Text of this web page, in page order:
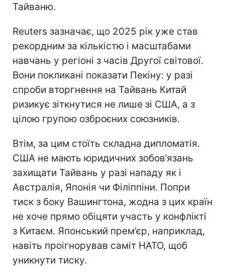
Тайваню.
Reuters зазначає, що 2025 рік уже став
рекордним за кількістю і масштабами
навчань у регіоні з часів Другої світової.
Вони покликані показати Пекіну: у разі
спроби вторгнення на Тайвань Китай
ризикує зіткнутися не лише зі США, а з
цілою групою озброєних союзників.
Втім, за цим стоїть складна дипломатія.
США не мають юридичних зобов’язань
захищати Тайвань у разі нападу як і
Австралія, Японія чи Філіппіни. Попри
тиск з боку Вашингтона, жодна з цих країн
не хоче прямо обіцяти участь у конфлікті
з Китаєм. Японський прем’єр, наприклад,
навіть проігнорував саміт НАТО, щоб
уникнути тиску.